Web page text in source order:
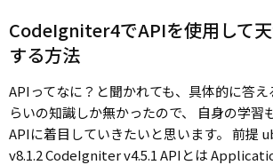
CodeIgniter4でAPIを使用して
する方法
APIってなに？と聞かれても、具体的に答え
らいの知識しか無かったので、 自身の学習
APIに着目していきたいと思います。 前提
v8.1.2 CodeIgniter v4.5.1 APIとは